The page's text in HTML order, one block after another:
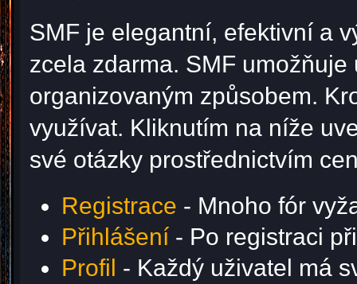
SMF je elegantní, efektivní a
zcela zdarma. SMF
organizovaným způsobem.
využívat. Kliknutím na níže
své otázky prostřednictvím
Registrace - Mnoho fór
Přihlášení - Po registraci
Profil - Každý uživatel má